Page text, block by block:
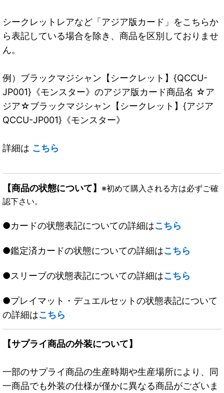
シークレットレアなど「アジア版カード」をこちらか
ら表記している場合を除き、商品を区別しておりませ
ん。
例）ブラックマジシャン【シークレット】{QCCU-
JP001}《モンスター》のアジア版カード商品名 ☆ア
ジア☆ブラックマジシャン【シークレット】{アジア
QCCU-JP001}《モンスター》
詳細は こちら
【商品の状態について】 ※初めて購入される方は必ずご確
認下さい。
●カードの状態表記についての詳細はこちら
●鑑定済カードの状態についての詳細はこちら
●スリーブの状態表記についての詳細はこちら
●プレイマット・デュエルセットの状態表記について
の詳細はこちら
【サプライ商品の外装について】
一部のサプライ商品の生産時期や生産場所により、同
一商品でも外装の仕様が僅かに異なる商品がございま